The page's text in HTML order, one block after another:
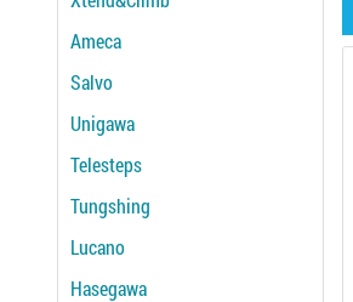
Ameca
Salvo
Unigawa
Telesteps
Tungshing
Lucano
Hasegawa